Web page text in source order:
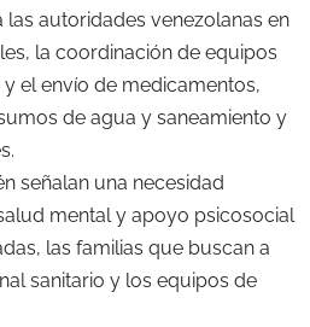
las autoridades venezolanas en
la coordinación de equipos
el envío de medicamentos,
de agua y saneamiento y
señalan una necesidad
mental y apoyo psicosocial
las familias que buscan a
sanitario y los equipos de